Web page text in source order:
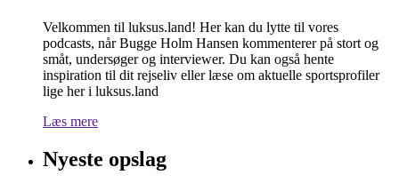
Velkommen til luksus.land! Her kan du lytte til vores
podcasts, når Bugge Holm Hansen kommenterer på stort og
småt, undersøger og interviewer. Du kan også hente
inspiration til dit rejseliv eller læse om aktuelle sportsprofiler
lige her i luksus.land
Læs mere
Nyeste opslag